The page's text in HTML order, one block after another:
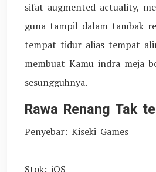
sifat augmented actuality,
guna tampil dalam tambak
tempat tidur alias tempat
membuat Kamu indra meja
sesungguhnya.
Rawa Renang Tak
Penyebar: Kiseki Games
Stok: iOS